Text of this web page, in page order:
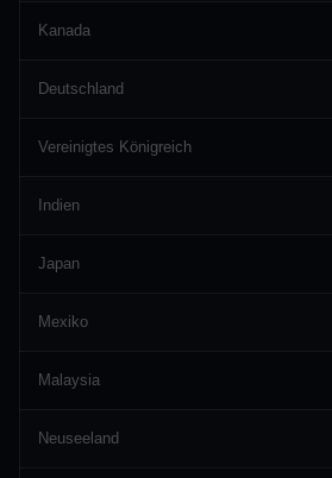
Kanada
Deutschland
Vereinigtes Königreich
Indien
Japan
Mexiko
Malaysia
Neuseeland